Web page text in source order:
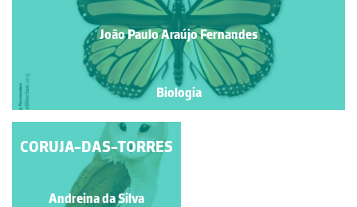
João Paulo Araújo Fernandes
Biologia
FOCA-MONGE
Sofia Santos Pereira
CORUJA-DAS-TORRES
Andreina da Silva